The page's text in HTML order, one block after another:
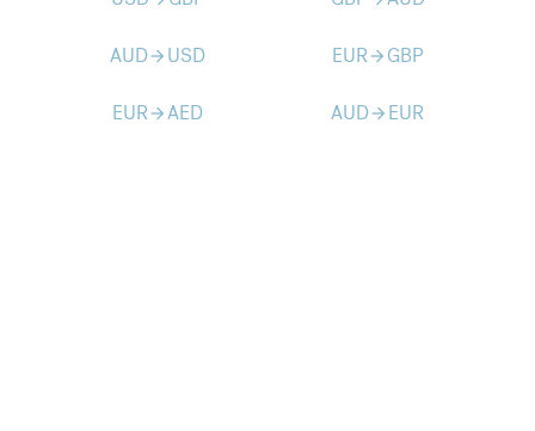
AUDarrow_forward USD EURarrow_forward GBP
EURarrow_forwardAED AUDarrow_forward EUR